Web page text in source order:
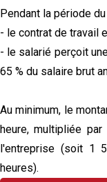
Pendant la période
- le contrat de travail
- le salarié perçoit
65 % du salaire brut
Au minimum, le
heure, multipliée
l'entreprise (soit 1
heures).